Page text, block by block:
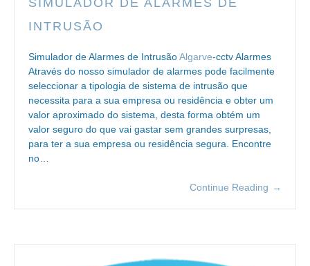
INTRUSÃO
Simulador de Alarmes de IntrusãoAlgarve-cctv Alarmes
Através do nosso simulador de alarmes pode facilmente
seleccionar a tipologia de sistema de intrusão que
necessita para a sua empresa ou residência e obter um
valor aproximado do sistema, desta forma obtém um
valor seguro do que vai gastar sem grandes surpresas,
para ter a sua empresa ou residência segura. Encontre
no…
Continue Reading →